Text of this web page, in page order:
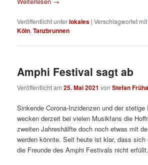
Veröffentlicht unterlokales |Verschlagwortet mit
Köln,Tanzbrunnen
Amphi Festival sagt ab
Veröffentlicht am25. Mai 2021 vonStefan
Sinkende Corona-Inzidenzen und der
wecken derzeit bei vielen Musikfans die
zweiten Jahreshälfte doch noch etwas mit
werden könnte. Seit heute ist klar, dass sich
die Freunde des Amphi Festivals nicht erfüllt.